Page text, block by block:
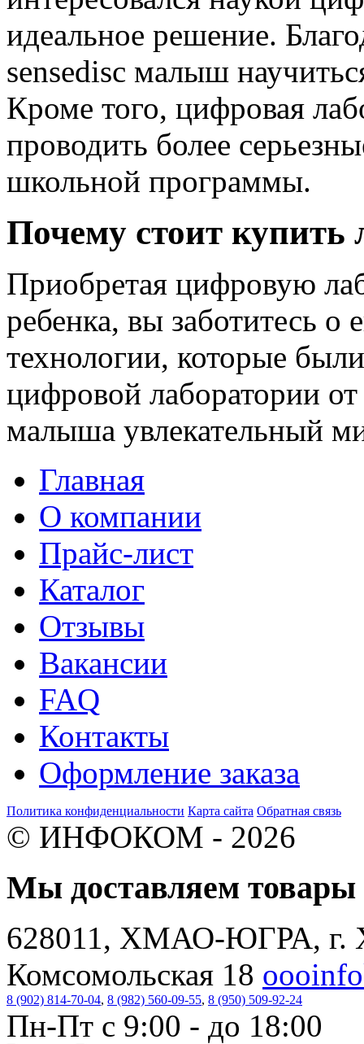
идеальное решение.
sensedisc малыш
Кроме того, цифровая
проводить более
школьной программы.
Почему стоит купить
Приобретая цифровую
ребенка, вы заботитесь
технологии, которые
цифровой лаборатории
малыша увлекательный
Главная
О компании
Прайс-лист
Каталог
Отзывы
Вакансии
FAQ
Контакты
Оформление заказа
Политика конфиденциальности Карта сайта Обратная связь
© ИНФОКОМ - 2026
Мы доставляем
628011, ХМАО-ЮГРА, г.
Комсомольская 18
8 (902) 814-70-04, 8 (982) 560-09-55, 8 (950) 509-92-24
Пн-Пт с 9:00 - до 18:00